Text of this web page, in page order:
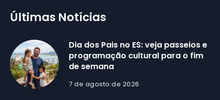
Últimas Notícias
Dia dos Pais no ES: veja passeios e
programação cultural para o fim
de semana
7 de agosto de 2026